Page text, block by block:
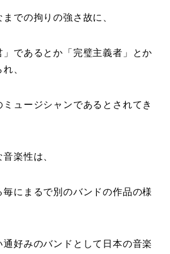
での拘りの強さ故に、
」であるとか「完璧主義者」とか
、
ュージシャンであるとされてき
楽性は、
にまるで別のバンドの作品の様
好みのバンドとして日本の音楽